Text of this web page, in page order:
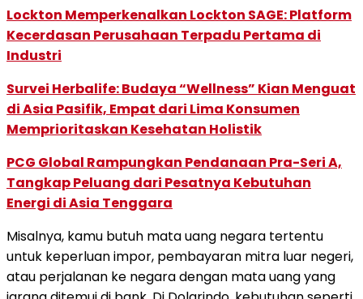
Lockton Memperkenalkan Lockton SAGE: Platform
Kecerdasan Perusahaan Terpadu Pertama di
Industri
Survei Herbalife: Budaya “Wellness” Kian Menguat
di Asia Pasifik, Empat dari Lima Konsumen
Memprioritaskan Kesehatan Holistik
PCG Global Rampungkan Pendanaan Pra-Seri A,
Tangkap Peluang dari Pesatnya Kebutuhan
Energi di Asia Tenggara
Misalnya, kamu butuh mata uang negara tertentu
untuk keperluan impor, pembayaran mitra luar negeri,
atau perjalanan ke negara dengan mata uang yang